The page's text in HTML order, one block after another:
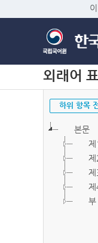
외래어
하위 항목
본문
제
제
제
제
부